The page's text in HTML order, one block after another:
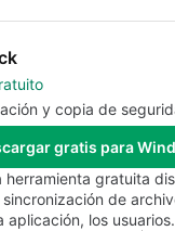
y copia de
gratis para
herramienta gratuita
de
aplicación, los